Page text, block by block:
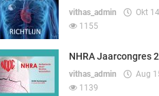
vithas_admin Okt
1155
NHRA Jaarcongres
vithas_admin Aug
1139